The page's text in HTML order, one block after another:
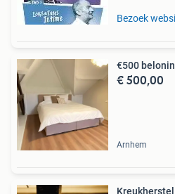
Bezoek
€500
€ 500,00
Arnhem